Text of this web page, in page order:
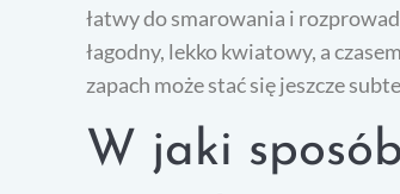
łatwy do smarowania i
łagodny, lekko kwiatowy, a
zapach może stać się jeszcze
W jaki